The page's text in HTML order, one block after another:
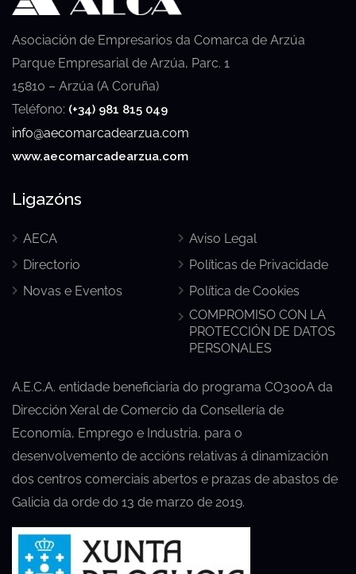
Asociación de Empresarios da Comarca de Arzúa
Parque Empresarial de Arzúa, Parc. 1
15810 – Arzúa (A Coruña)
Teléfono: (+34) 981 815 049
info@aecomarcadearzua.com
www.aecomarcadearzua.com
Ligazóns
AECA
Directorio
Novas e Eventos
Aviso Legal
Políticas de Privacidade
Política de Cookies
COMPROMISO CON LA
PROTECCIÓN DE DATOS
PERSONALES
A.E.C.A. entidade beneficiaria do programa CO300A da
Dirección Xeral de Comercio da Consellería de
Economía, Emprego e Industria, para o
desenvolvemento de accións relativas á dinamización
dos centros comerciais abertos e prazas de abastos de
Galicia da orde do 13 de marzo de 2019.